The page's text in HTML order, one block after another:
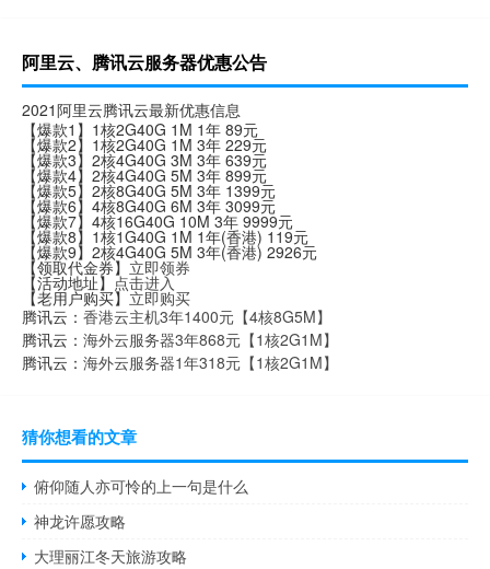
阿里云、腾讯云服务器优惠公告
2021阿里云腾讯云最新优惠信息
【爆款1】1核2G40G 1M 1年 89元
【爆款2】1核2G40G 1M 3年 229元
【爆款3】2核4G40G 3M 3年 639元
【爆款4】2核4G40G 5M 3年 899元
【爆款5】2核8G40G 5M 3年 1399元
【爆款6】4核8G40G 6M 3年 3099元
【爆款7】4核16G40G 10M 3年 9999元
【爆款8】1核1G40G 1M 1年(香港) 119元
【爆款9】2核4G40G 5M 3年(香港) 2926元
【领取代金券】 立即领券
【活动地址】 点击进入
【老用户购买】立即购买
腾讯云： 香港云主机3年1400元【4核8G5M】
腾讯云： 海外云服务器3年868元【1核2G1M】
腾讯云： 海外云服务器1年318元【1核2G1M】
猜你想看的文章
俯仰随人亦可怜的上一句是什么
神龙许愿攻略
大理丽江冬天旅游攻略